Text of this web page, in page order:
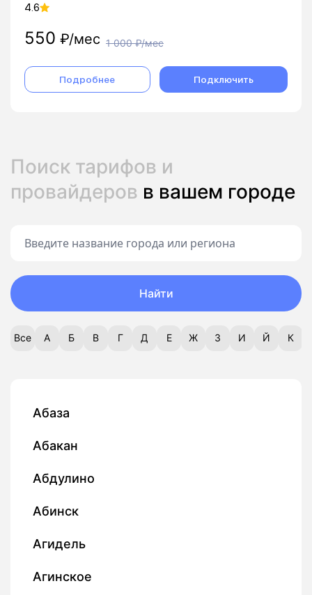
4.6
550 ₽/мес 1 000₽/мес
Подробнее Подключить
Поиск тарифов и
провайдеров в вашем городе
Найти
Все А Б В Г Д Е Ж З И Й К
Абаза
Абакан
Абдулино
Абинск
Агидель
Агинское